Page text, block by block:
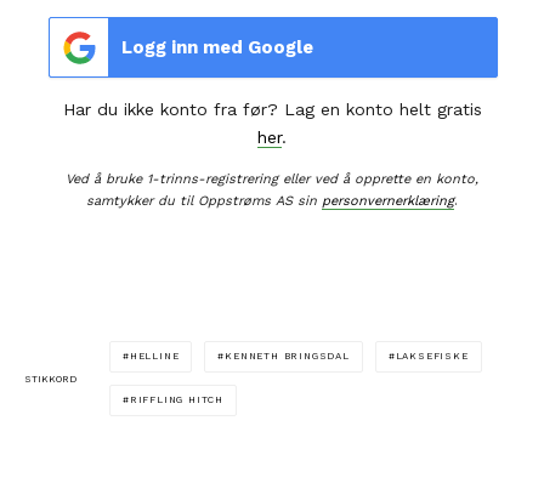
Logg inn med Google
Har du ikke konto fra før? Lag en konto helt gratis
her.
Ved å bruke 1-trinns-registrering eller ved å opprette en konto,
samtykker du til Oppstrøms AS sin personvernerklæring.
STIKKORD
HELLINE KENNETH BRINGSDAL LAKSEFISKE
RIFFLING HITCH